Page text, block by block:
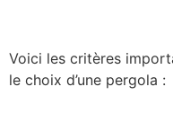
Voici les critères
le choix d’une pergola :